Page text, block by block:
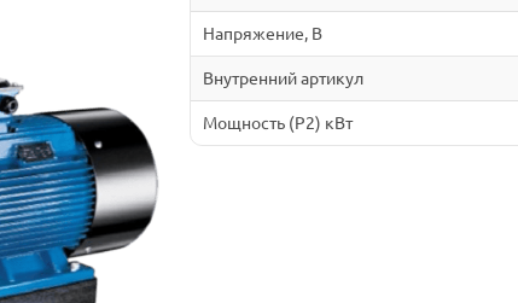
Напряжение, В
Внутренний артикул
Мощность (P2) кВт